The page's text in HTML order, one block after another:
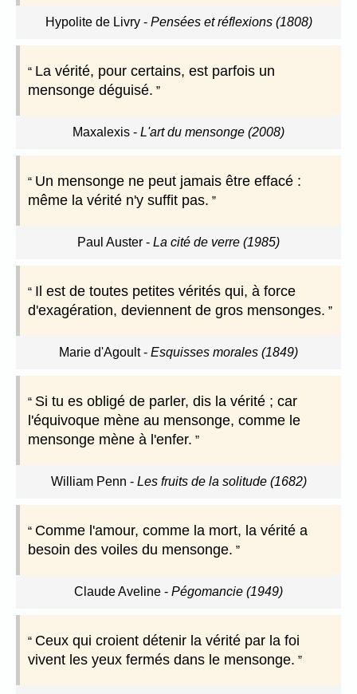
Hypolite de Livry- Pensées et réflexions (1808)
La vérité, pour certains, est parfois un
mensonge déguisé.
Maxalexis - L'art du mensonge (2008)
Un mensonge ne peut jamais être effacé :
même la vérité n'y suffit pas.
Paul Auster - La cité de verre (1985)
Il est de toutes petites vérités qui, à force
d'exagération, deviennent de gros mensonges.
Marie d'Agoult- Esquisses morales (1849)
Si tu es obligé de parler, dis la vérité ; car
l'équivoque mène au mensonge, comme le
mensonge mène à l'enfer.
William Penn - Les fruits de la solitude (1682)
Comme l'amour, comme la mort, la vérité a
besoin des voiles du mensonge.
Claude Aveline - Pégomancie (1949)
Ceux qui croient détenir la vérité par la foi
vivent les yeux fermés dans le mensonge.